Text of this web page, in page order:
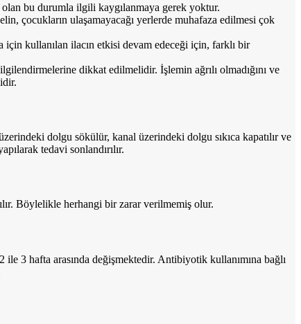
bu durumla ilgili kaygılanmaya gerek yoktur.
çocukların ulaşamayacağı yerlerde muhafaza edilmesi çok
kullanılan ilacın etkisi devam edeceği için, farklı bir
dikkat edilmelidir. İşlemin ağrılı olmadığını ve
dolgu sökülür, kanal üzerindeki dolgu sıkıca kapatılır ve
tedavi sonlandırılır.
Böylelikle herhangi bir zarar verilmemiş olur.
3 hafta arasında değişmektedir. Antibiyotik kullanımına bağlı